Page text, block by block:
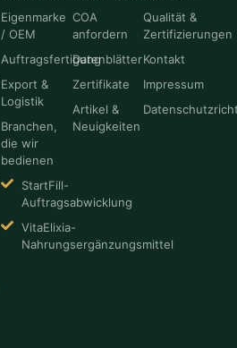
Eigenmarke
/ OEM
Auftragsfertigung
Export &
Logistik
Branchen,
die wir
bedienen
StartFill-
Auftragsabwicklung
VitaElixia-
Nahrungsergänzungsmittel
COA
anfordern
Datenblätter
Zertifikate
Artikel &
Neuigkeiten
Qualität &
Zertifizierungen
Kontakt
Impressum